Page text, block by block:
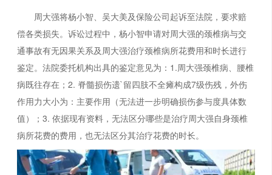
周大强将杨小智、吴大美及保险公司起诉至法院，要求赔
偿各类损失。诉讼过程中，杨小智申请对周大强的颈椎病与交
通事故有无因果关系及周大强治疗颈椎病所花费用和时长进行
鉴定。法院委托机构出具的鉴定意见为：1.周大强颈椎病、腰椎
病既往存在；2. 脊髓损伤遗`留四肢不全瘫构成7级伤残，外伤
作用力大小为：主要作用（无法进一步明确损伤参与度具体数
值）；3. 依据现有资料，无法区分哪些是治疗周大强自身颈椎
病所花费的费用，也无法区分其治疗花费的时长。